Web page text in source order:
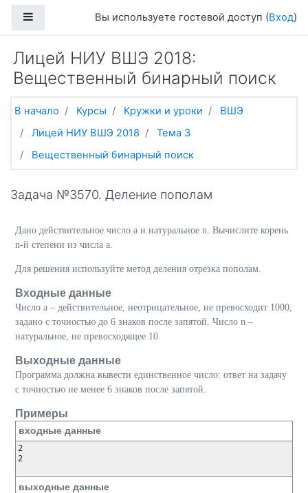
Боковая панельВы используете гостевой доступ (Вход)
Лицей НИУ ВШЭ 2018:
Вещественный бинарный поиск
В начало Курсы Кружки и уроки
ВШЭ
Лицей НИУ ВШЭ 2018
Тема 3
Вещественный бинарный поиск
Задача №3570. Деление пополам
Дано действительное число a и натуральное n. Вычислите корень
n-й степени из числа a.
Для решения используйте метод деления отрезка пополам.
Входные данные
Число a – действительное, неотрицательное, не превосходит 1000,
задано с точностью до 6 знаков после запятой. Число n –
натуральное, не превосходящее 10.
Выходные данные
Программа должна вывести единственное число: ответ на задачу
с точностью не менее 6 знаков после запятой.
Примеры
входные данные
2
2
выходные данные